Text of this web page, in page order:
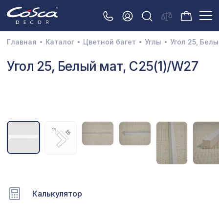
3D орнамент
Межкомнатные арки
Натуральные покрытия
Плинтусы
Главная Каталог Цветной багет Углы Угол 25,
Угол 25, Белый мат, C25(1)/W27
Калькулятор